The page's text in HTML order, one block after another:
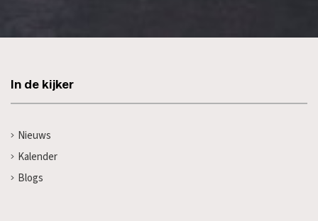
In de kijker
Nieuws
Kalender
Blogs